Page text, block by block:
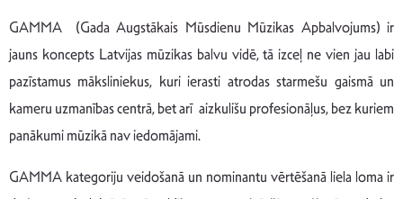
GAMMA (Gada Augstākais Mūsdienu Mūzikas Apbalvojums) ir
jauns koncepts Latvijas mūzikas balvu vidē, tā izceļ ne vien jau labi
pazīstamus māksliniekus, kuri ierasti atrodas starmešu gaismā un
kameru uzmanības centrā, bet arī aizkulišu profesionāļus, bez kuriem
panākumi mūzikā nav iedomājami.
GAMMA kategoriju veidošanā un nominantu vērtēšanā liela loma ir